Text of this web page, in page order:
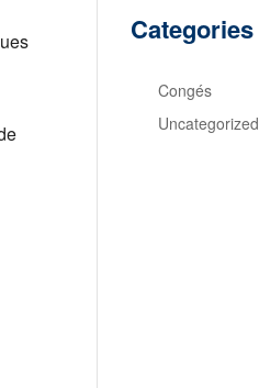
Categories
Congés
Uncategorized